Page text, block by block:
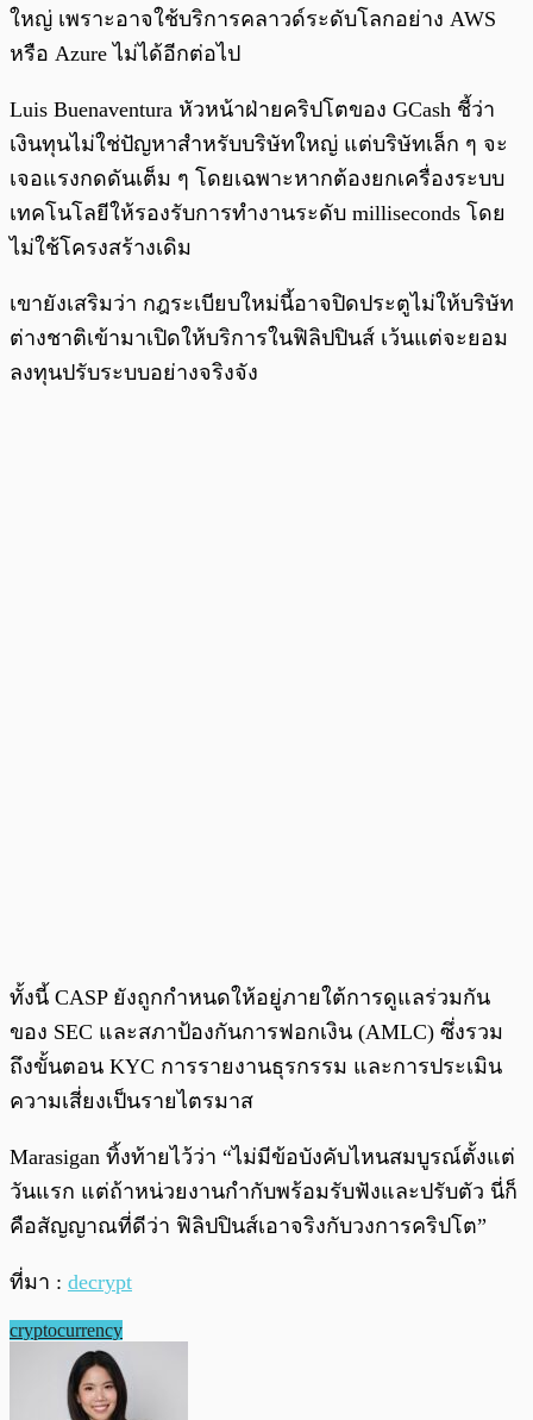
ใหญ่ เพราะอาจใช้บริการคลาวด์ระดับโลกอย่าง AWS
หรือ Azure ไม่ได้อีกต่อไป
Luis Buenaventura หัวหน้าฝ่ายคริปโตของ GCash ชี้ว่า
เงินทุนไม่ใช่ปัญหาสำหรับบริษัทใหญ่ แต่บริษัทเล็ก ๆ จะ
เจอแรงกดดันเต็ม ๆ โดยเฉพาะหากต้องยกเครื่องระบบ
เทคโนโลยีให้รองรับการทำงานระดับ milliseconds โดย
ไม่ใช้โครงสร้างเดิม
เขายังเสริมว่า กฎระเบียบใหม่นี้อาจปิดประตูไม่ให้บริษัท
ต่างชาติเข้ามาเปิดให้บริการในฟิลิปปินส์ เว้นแต่จะยอม
ลงทุนปรับระบบอย่างจริงจัง
ทั้งนี้ CASP ยังถูกกำหนดให้อยู่ภายใต้การดูแลร่วมกัน
ของ SEC และสภาป้องกันการฟอกเงิน (AMLC) ซึ่งรวม
ถึงขั้นตอน KYC การรายงานธุรกรรม และการประเมิน
ความเสี่ยงเป็นรายไตรมาส
Marasigan ทิ้งท้ายไว้ว่า “ไม่มีข้อบังคับไหนสมบูรณ์ตั้งแต่
วันแรก แต่ถ้าหน่วยงานกำกับพร้อมรับฟังและปรับตัว นี่ก็
คือสัญญาณที่ดีว่า ฟิลิปปินส์เอาจริงกับวงการคริปโต”
ที่มา : decrypt
cryptocurrency